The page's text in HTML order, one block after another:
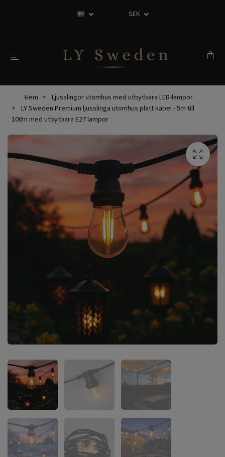
SEK
Hem
Ljusslingor utomhus med utbytbara LED-lampor
LY Sweden Premium ljusslinga utomhus platt kabel - 5m till
100m med utbytbara E27 lampor